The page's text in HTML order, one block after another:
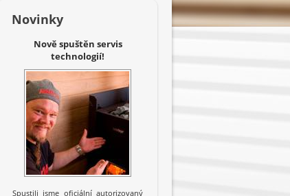
Novinky
Nově spuštěn servis
technologií!
Spustili jsme oficiální autorizovaný